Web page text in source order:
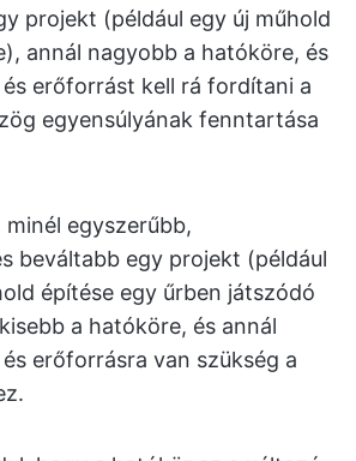
projekt (például egy új műhold
annál nagyobb a hatóköre, és
erőforrást kell rá fordítani a
egyensúlyának fenntartása
minél egyszerűbb,
beváltabb egy projekt (például
építése egy űrben játszódó
a hatóköre, és annál
erőforrásra van szükség a